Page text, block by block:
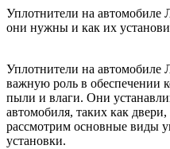
Уплотнители на автомобиле
они нужны и как их
Уплотнители на автомобиле
важную роль в обеспечении
пыли и влаги. Они
автомобиля, таких как
рассмотрим основные виды
установки.